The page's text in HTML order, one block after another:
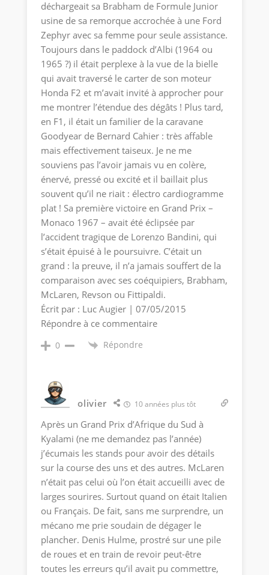
déchargeait sa Brabham de Formule Junior
usine de sa remorque accrochée à une Ford
Zephyr avec sa femme pour seule assistance.
Toujours dans le paddock d’Albi (1964 ou
1965 ?) il était perplexe à la vue de la bielle
qui avait traversé le carter de son moteur
Honda F2 et m’avait invité à approcher pour
me montrer l’étendue des dégâts ! Plus tard,
en F1, il était un familier de la caravane
Goodyear de Bernard Cahier : très affable
mais effectivement taiseux. Je ne me
souviens pas l’avoir jamais vu en colère,
énervé, pressé ou excité et il baillait plus
souvent qu’il ne riait : électro cardiogramme
plat ! Sa première victoire en Grand Prix –
Monaco 1967 – avait été éclipsée par
l’accident tragique de Lorenzo Bandini, qui
s’était épuisé à le poursuivre. C’était un
grand : la preuve, il n’a jamais souffert de la
comparaison avec ses coéquipiers, Brabham,
McLaren, Revson ou Fittipaldi.
Écrit par : Luc Augier | 07/05/2015
Répondre à ce commentaire
0 Répondre
olivier 10 années plus tôt
Après un Grand Prix d’Afrique du Sud à
Kyalami (ne me demandez pas l’année)
j’écumais les stands pour avoir des détails
sur la course des uns et des autres. McLaren
n’était pas celui où l’on était accueilli avec de
larges sourires. Surtout quand on était Italien
ou Français. De fait, sans me surprendre, un
mécano me prie soudain de dégager le
plancher. Denis Hulme, prostré sur une pile
de roues et en train de revoir peut-être
toutes les erreurs qu’il avait pu commettre,